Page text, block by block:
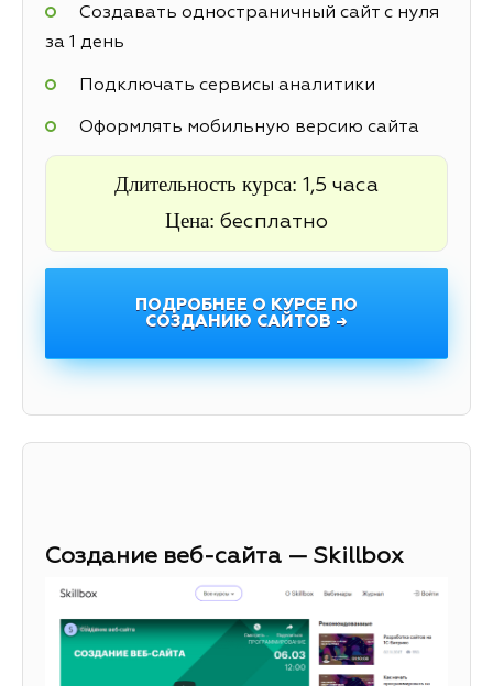
Создавать одностраничный сайт с нуля
за 1 день
Подключать сервисы аналитики
Оформлять мобильную версию сайта
Длительность курса: 1,5 часа
Цена: бесплатно
ПОДРОБНЕЕ О КУРСЕ ПО
СОЗДАНИЮ САЙТОВ →
Создание веб-сайта — Skillbox